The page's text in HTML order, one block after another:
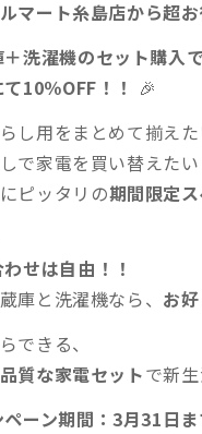
マート糸島店から超
洗濯機のセット購入
10％OFF！！ 🎉
し用をまとめて揃えた
で家電を買い替えたい
ピッタリの期間限定
せは自由！！
庫と洗濯機なら、 お
できる、
質な家電セットで新
ーン期間：3月31日ま